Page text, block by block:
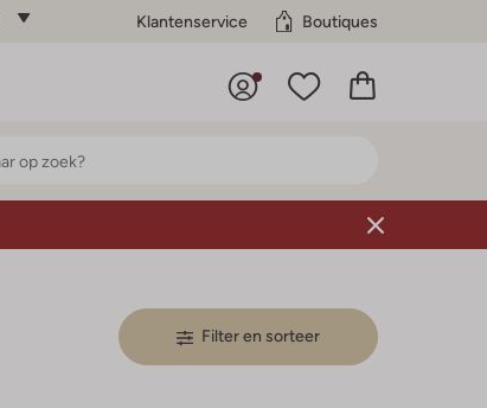
Klantenservice Boutiques
Filter en sorteer